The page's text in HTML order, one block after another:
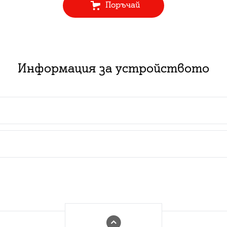
Поръчай
Информация за устройството
на нов абонамент за съответния тарифен план
със срок от 2 или 3 години в комбинация с